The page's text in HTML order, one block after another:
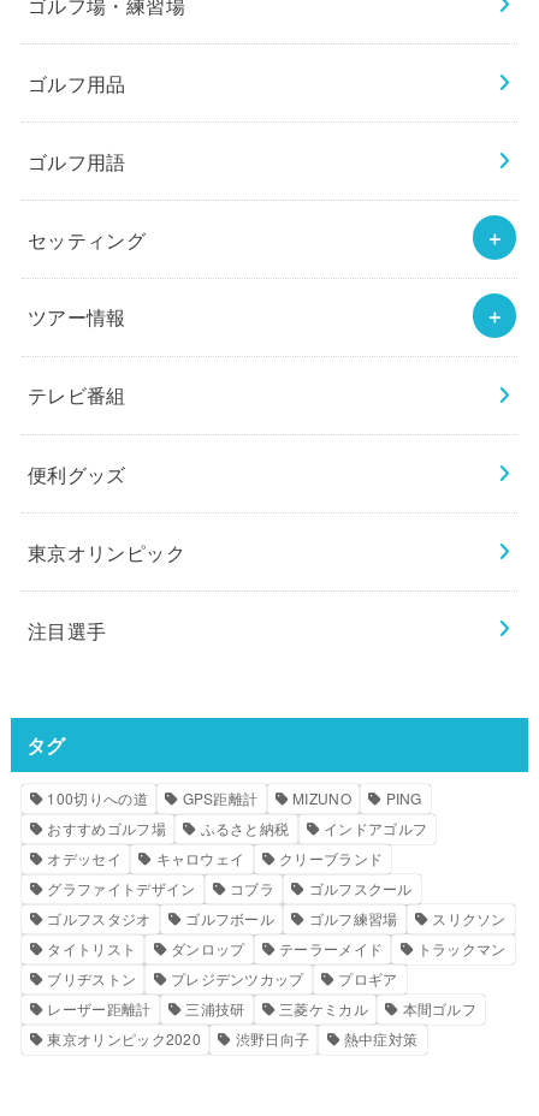
ゴルフ用品
ゴルフ用語
セッティング
ツアー情報
テレビ番組
便利グッズ
東京オリンピック
注目選手
タグ
100切りへの道 GPS距離計 MIZUNO
PING
おすすめゴルフ場
ふるさと納税
インドアゴルフ
オデッセイ
キャロウェイ
クリーブランド
グラファイトデザイン
コブラ
ゴルフスクール
ゴルフスタジオ
ゴルフボール ゴルフ練習場
スリクソン
タイトリスト
ダンロップ テーラーメイド
トラックマン
ブリヂストン
プレジデンツカップ
プロギア
レーザー距離計
三浦技研 三菱ケミカル
本間ゴルフ
東京オリンピック2020
渋野日向子 熱中症対策